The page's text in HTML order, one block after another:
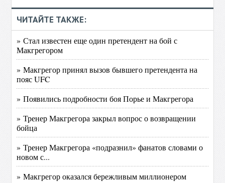
ЧИТАЙТЕ ТАКЖЕ:
» Стал известен еще один претендент на бой с
Макгрегором
» Макгрегор принял вызов бывшего претендента на
пояс UFC
» Появились подробности боя Порье и Макгрегора
» Тренер Макгрегора закрыл вопрос о возвращении
бойца
» Тренер Макгрегора «подразнил» фанатов словами о
новом с...
» Макгрегор оказался бережливым миллионером